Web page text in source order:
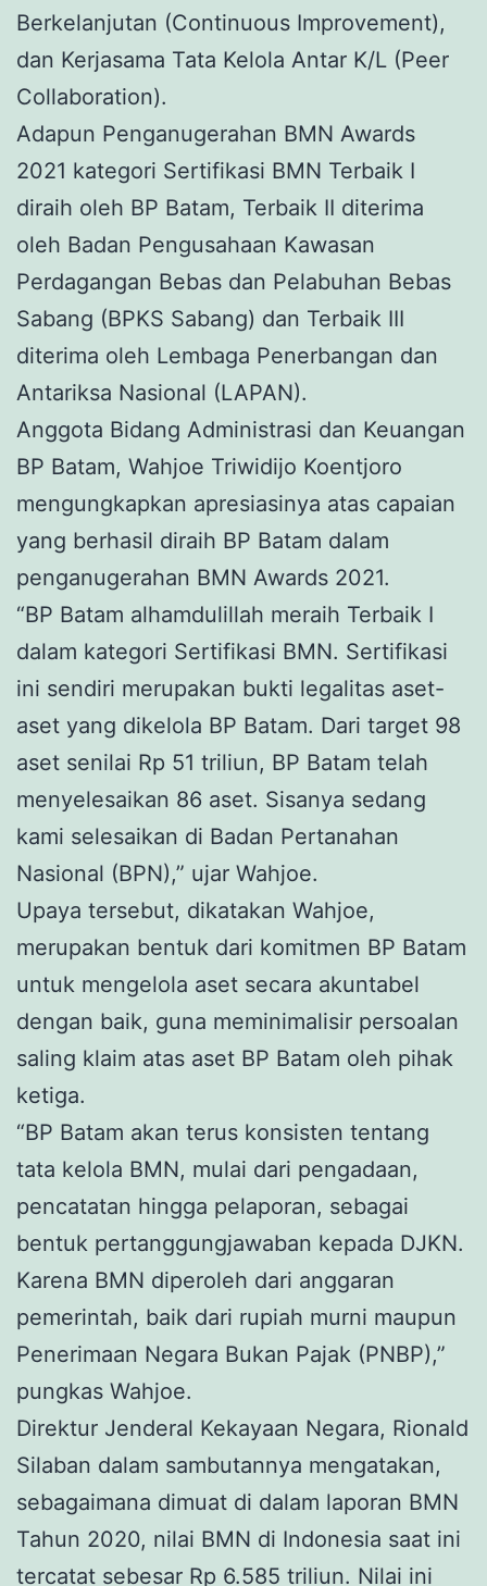
Berkelanjutan (Continuous Improvement),
dan Kerjasama Tata Kelola Antar K/L (Peer
Collaboration).
Adapun Penganugerahan BMN Awards
2021 kategori Sertifikasi BMN Terbaik I
diraih oleh BP Batam, Terbaik II diterima
oleh Badan Pengusahaan Kawasan
Perdagangan Bebas dan Pelabuhan Bebas
Sabang (BPKS Sabang) dan Terbaik III
diterima oleh Lembaga Penerbangan dan
Antariksa Nasional (LAPAN).
Anggota Bidang Administrasi dan Keuangan
BP Batam, Wahjoe Triwidijo Koentjoro
mengungkapkan apresiasinya atas capaian
yang berhasil diraih BP Batam dalam
penganugerahan BMN Awards 2021.
“BP Batam alhamdulillah meraih Terbaik I
dalam kategori Sertifikasi BMN. Sertifikasi
ini sendiri merupakan bukti legalitas aset-
aset yang dikelola BP Batam. Dari target 98
aset senilai Rp 51 triliun, BP Batam telah
menyelesaikan 86 aset. Sisanya sedang
kami selesaikan di Badan Pertanahan
Nasional (BPN),” ujar Wahjoe.
Upaya tersebut, dikatakan Wahjoe,
merupakan bentuk dari komitmen BP Batam
untuk mengelola aset secara akuntabel
dengan baik, guna meminimalisir persoalan
saling klaim atas aset BP Batam oleh pihak
ketiga.
“BP Batam akan terus konsisten tentang
tata kelola BMN, mulai dari pengadaan,
pencatatan hingga pelaporan, sebagai
bentuk pertanggungjawaban kepada DJKN.
Karena BMN diperoleh dari anggaran
pemerintah, baik dari rupiah murni maupun
Penerimaan Negara Bukan Pajak (PNBP),”
pungkas Wahjoe.
Direktur Jenderal Kekayaan Negara, Rionald
Silaban dalam sambutannya mengatakan,
sebagaimana dimuat di dalam laporan BMN
Tahun 2020, nilai BMN di Indonesia saat ini
tercatat sebesar Rp 6.585 triliun. Nilai ini